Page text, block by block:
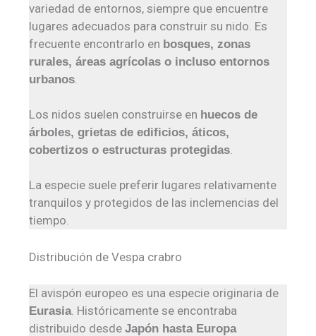
variedad de entornos, siempre que encuentre
lugares adecuados para construir su nido. Es
frecuente encontrarlo en bosques, zonas
rurales, áreas agrícolas o incluso entornos
urbanos
Los nidos suelen construirse en huecos de
árboles, grietas de edificios, áticos,
cobertizos o estructuras protegidas
La especie suele preferir lugares relativamente
tranquilos y protegidos de las inclemencias del
tiempo.
Distribución de Vespa crabro
El avispón europeo es una especie originaria de
Eurasia. Históricamente se encontraba
distribuido desdeJapón hasta Europa